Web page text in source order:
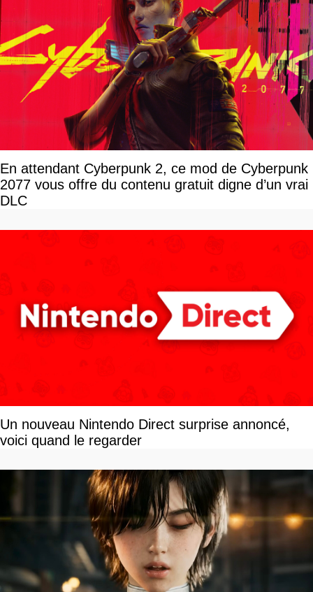
En attendant Cyberpunk 2, ce mod de Cyberpunk
2077 vous offre du contenu gratuit digne d’un vrai
DLC
Un nouveau Nintendo Direct surprise annoncé,
voici quand le regarder